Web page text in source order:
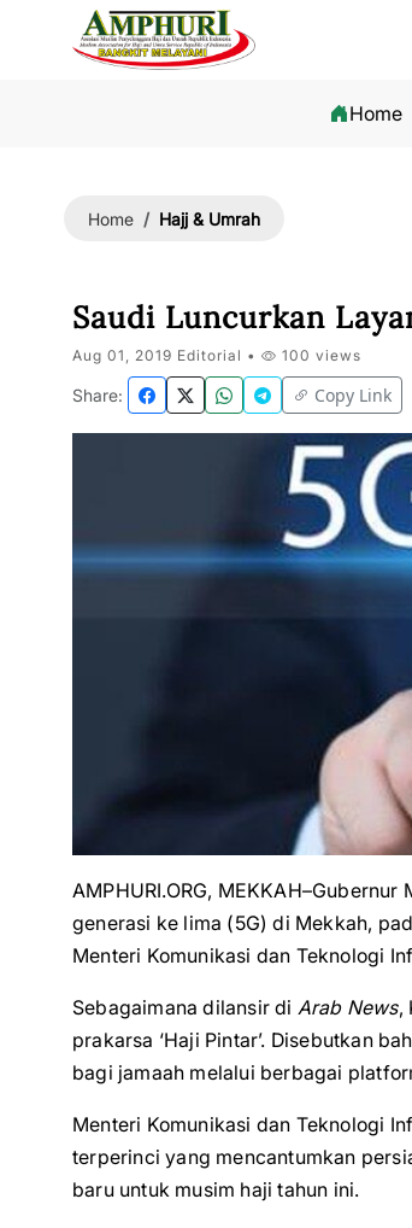
Home
Home Hajj & Umrah
Saudi Luncurkan
Aug 01, 2019 Editorial • 100 views
Share: Copy Link
AMPHURI.ORG,
generasi ke lima (5G) di Mekkah,
Menteri Komunikasi dan Teknologi
Sebagaimana dilansir di Arab News,
prakarsa ‘Haji Pintar’. Disebutkan
bagi jamaah melalui berbagai
Menteri Komunikasi dan Teknologi
terperinci yang mencantumkan
baru untuk musim haji tahun ini.